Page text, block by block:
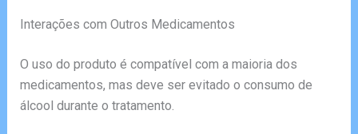
Interações com Outros Medicamentos
O uso do produto é compatível com a maioria dos
medicamentos, mas deve ser evitado o consumo de
álcool durante o tratamento.